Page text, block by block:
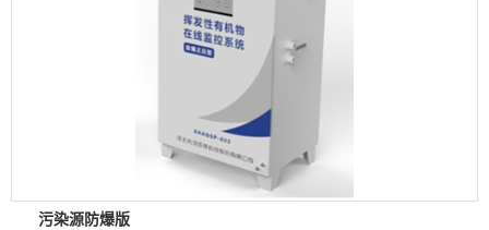
污染源防爆版